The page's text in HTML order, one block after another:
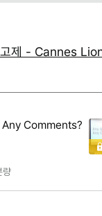
고제 - Cannes
Comments?
량